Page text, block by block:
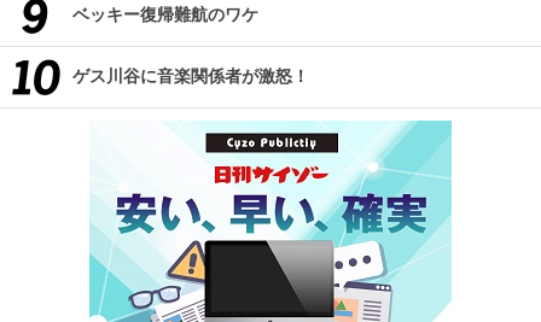
ベッキー復帰難航のワケ
ゲス川谷に音楽関係者が激怒！